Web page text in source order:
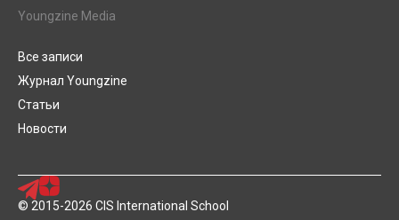
Youngzine Media
Все записи
Журнал Youngzine
Статьи
Новости
© 2015-2026 CIS International School